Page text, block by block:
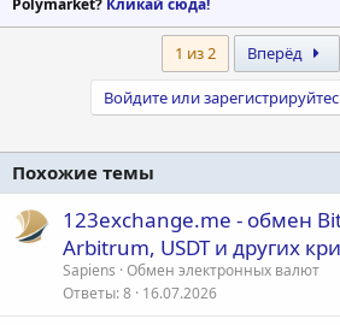
1 из 2 Вперёд
Войдите или
Похожие темы
123exchange.me - обмен
Arbitrum, USDT и других
Sapiens Обмен электронных валют
Ответы 8 16.07.2026